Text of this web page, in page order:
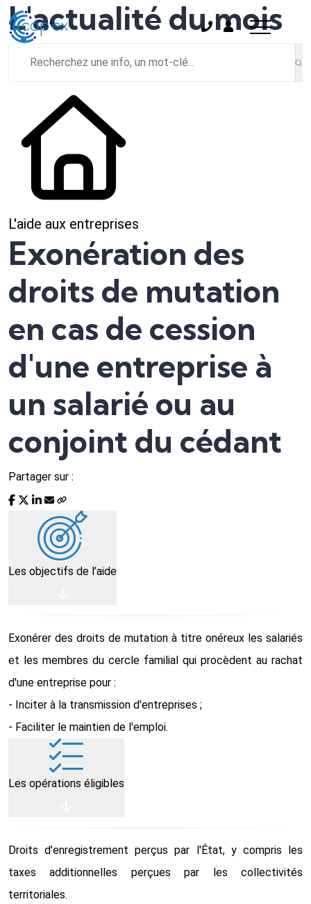
L'actualité du mois
L'aide aux entreprises
Exonération des
droits de mutation
en cas de cession
d'une entreprise à
un salarié ou au
conjoint du cédant
Partager sur :
Les objectifs de l’aide
Exonérer des droits de mutation à titre onéreux les salariés
et les membres du cercle familial qui procèdent au rachat
d'une entreprise pour :
- Inciter à la transmission d'entreprises ;
- Faciliter le maintien de l'emploi.
Les opérations éligibles
Droits d'enregistrement perçus par l'État, y compris les
taxes additionnelles perçues par les collectivités
territoriales.